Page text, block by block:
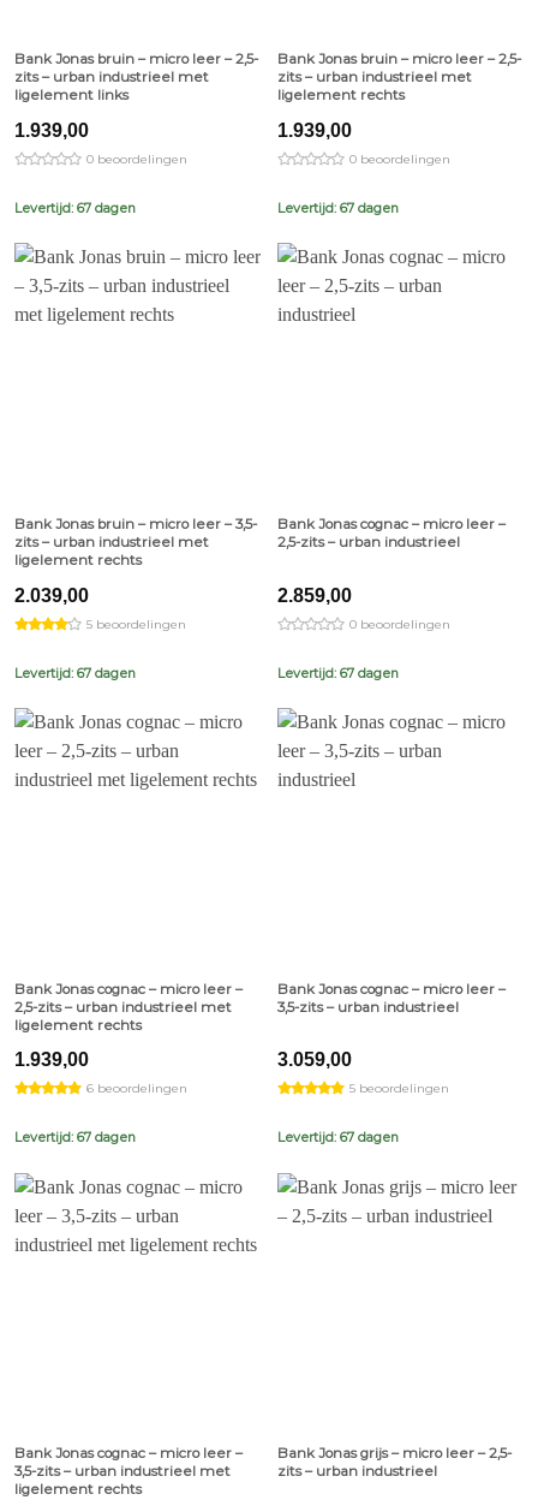
Bank Jonas bruin – micro leer – 2,5-
zits – urban industrieel met
ligelement links
1.939,00
0 beoordelingen
Levertijd: 67 dagen
Bank Jonas bruin – micro leer – 2,5-
zits – urban industrieel met
ligelement rechts
1.939,00
0 beoordelingen
Levertijd: 67 dagen
Bank Jonas bruin – micro leer – 3,5-
zits – urban industrieel met
ligelement rechts
2.039,00
5 beoordelingen
Levertijd: 67 dagen
Bank Jonas cognac – micro leer –
2,5-zits – urban industrieel
2.859,00
0 beoordelingen
Levertijd: 67 dagen
Bank Jonas cognac – micro leer –
2,5-zits – urban industrieel met
ligelement rechts
1.939,00
6 beoordelingen
Levertijd: 67 dagen
Bank Jonas cognac – micro leer –
3,5-zits – urban industrieel
3.059,00
5 beoordelingen
Levertijd: 67 dagen
Bank Jonas cognac – micro leer –
3,5-zits – urban industrieel met
ligelement rechts
Bank Jonas grijs – micro leer – 2,5-
zits – urban industrieel